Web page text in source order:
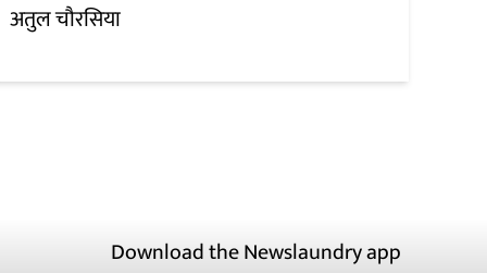
अतुल चौरसिया
Download the Newslaundry app